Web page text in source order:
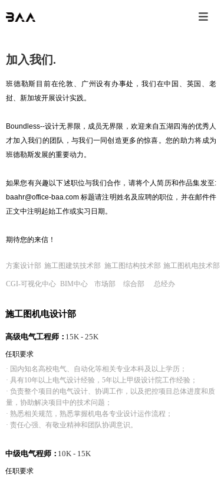
加入我们.
班德勒斯目前在伦敦、广州设有办事处，我们在中国、英国、老
挝、新加坡开展设计实践。
Boundless--设计无界限，成员无界限，欢迎来自五湖四海的优秀人
才加入我们的团队，与我们一同创造更多的惊喜。您的助力将成为
班德勒斯发展的重要动力。
如果您有兴趣以下述职位与我们合作，请将个人简历和作品集发至:
baahr@office-baa.com 标题请注明姓名及应聘的职位，并在邮件件
正文中注明起始工作或实习日期。
期待您的来信！
方案设计部 施工图建筑技术部 施工图结构技术部 施工图机电技术部
BIM中心 市场部
CGI-可视化中心 综合部 总经办

施工图机电设计部
· 国内知名高校电气、自动化等相关专业本科及以上学历；
· 具有10年以上电气设计经验，5年以上甲级设计院工作经验；
· 负责整个项目的电气设计、协调工作，以及把控项目总体进度和质
量，协助解决项目中的技术问题；
· 熟悉相关规范，熟悉掌握机电各专业设计运作流程；
· 责任心强、有敬业精神和团队协调意识。
任职要求
高级电气工程师：15K - 25K
任职要求
中级电气程师：10K - 15K